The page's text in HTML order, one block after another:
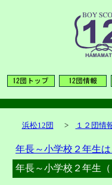
浜松12団 > １２団情
年長～小学校２年生
年長～小学校２年生（